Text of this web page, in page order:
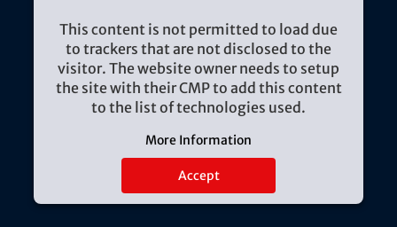
This content is not permitted to load due
to trackers that are not disclosed to the
visitor. The website owner needs to setup
the site with their CMP to add this content
to the list of technologies used.
More Information
Accept